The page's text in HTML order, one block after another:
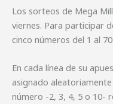
Los sorteos de Mega
viernes. Para participar
cinco números del 1 al
En cada línea de su
asignado
número -2, 3, 4, 5 o 10-